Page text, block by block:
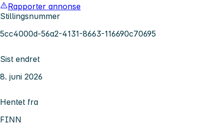
Rapporter annonse
Stillingsnummer
5cc4000d-56a2-4131-8663-116690c70695
Sist endret
8. juni 2026
Hentet fra
FINN